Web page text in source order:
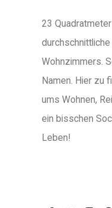
23
Wohnzimmers.
Namen. Hier zu
ums Wohnen,
ein bisschen
Leben!